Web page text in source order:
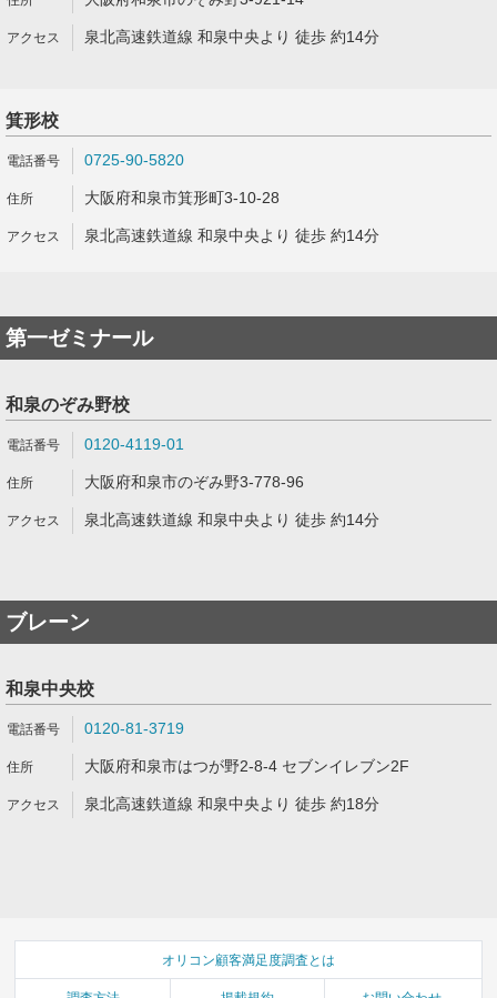
泉北高速鉄道線 和泉中央より 徒歩 約14分
箕形校
0725-90-5820
大阪府和泉市箕形町3-10-28
泉北高速鉄道線 和泉中央より 徒歩 約14分
第一ゼミナール
和泉のぞみ野校
0120-4119-01
大阪府和泉市のぞみ野3-778-96
泉北高速鉄道線 和泉中央より 徒歩 約14分
ブレーン
和泉中央校
0120-81-3719
大阪府和泉市はつが野2-8-4 セブンイレブン2F
泉北高速鉄道線 和泉中央より 徒歩 約18分
オリコン顧客満足度調査とは